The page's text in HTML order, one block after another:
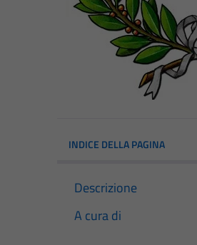
INDICE DELLA PAGINA
Descrizione
A cura di